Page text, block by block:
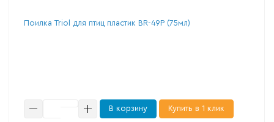
Поилка Triol для птиц пластик BR-49P (75мл)
В корзину Купить в 1 клик